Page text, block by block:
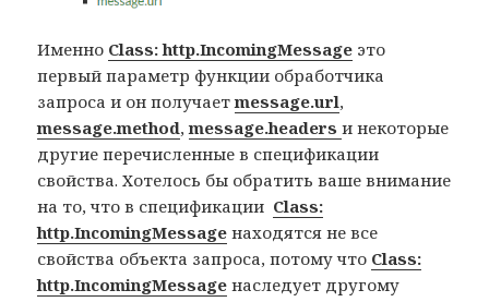
Именно Class: http.IncomingMessage это
первый параметр функции обработчика
запроса и он получаетmessage.url,
message.method,message.headers и некоторые
другие перечисленные в спецификации
свойства. Хотелось бы обратить ваше внимание
на то, что в спецификации Class:
http.IncomingMessage находятся не все
свойства объекта запроса, потому что Class:
http.IncomingMessage наследует другому